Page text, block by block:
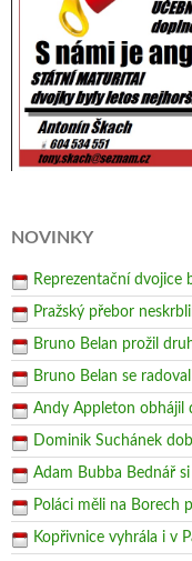
NOVINKY
Reprezentační dvojice
Pražský přebor
Bruno Belan prožil
Bruno Belan se
Andy Appleton obhájil
Dominik Suchánek
Adam Bubba Bednář
Poláci měli na Borech
Kopřivnice vyhrála i v